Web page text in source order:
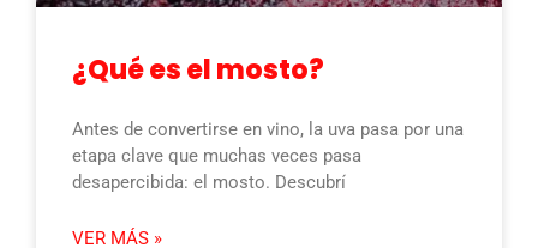
¿Qué es el mosto?
Antes de convertirse en vino, la uva pasa por una
etapa clave que muchas veces pasa
desapercibida: el mosto. Descubrí
VER MÁS »